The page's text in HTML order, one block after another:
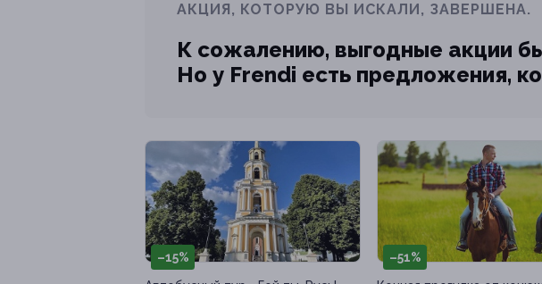
АКЦИЯ, КОТОРУЮ ВЫ ИСКАЛИ, ЗАВЕРШЕНА.
К сожалению, выгодные акции
Но у Frendi есть предложения,
–15%
–51%